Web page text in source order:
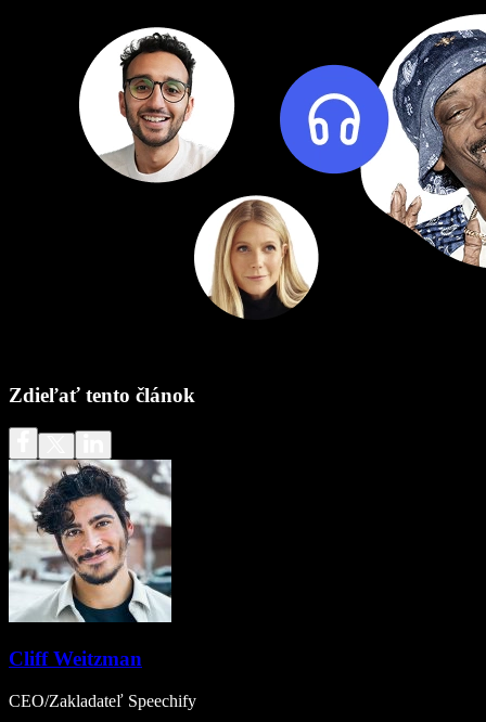
Zdieľať tento článok
Cliff Weitzman
CEO/Zakladateľ Speechify